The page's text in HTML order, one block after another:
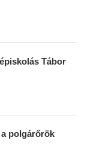
Tábor
polgárőrök